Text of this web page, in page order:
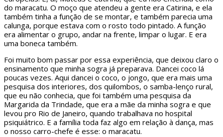
do maracatu. O moço que atendeu a gente era Catirina, e ela
também tinha a função de se montar, e também parecia uma
calunga, porque estava com o rosto todo pintado. A função
era alimentar o grupo, andar na frente, limpar o lugar. E era
uma boneca também.
Foi muito bom passar por essa experiência, que deixou claro o
ensinamento que minha sogra já preparava. Dancei coco lá
poucas vezes. Aqui dancei o coco, o jongo, que era mais uma
pesquisa dos interiores, dos quilombos, o samba-lenço rural,
que eu não conhecia, que foi também uma pesquisa da
Margarida da Trindade, que era a mãe da minha sogra e que
levou pro Rio de Janeiro, quando trabalhava no hospital
psiquiátrico. E a família toda faz algo em relação à dança, mas
o nosso carro-chefe é esse: o maracatu.